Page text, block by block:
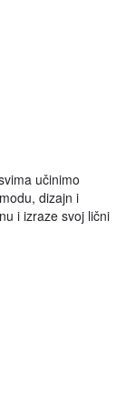
učinimo
dizajn i
i izraze svoj lični